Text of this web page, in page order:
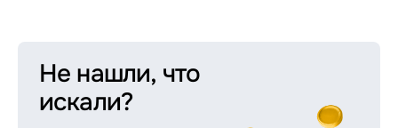
Не нашли, что
искали?